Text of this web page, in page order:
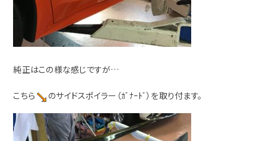
純正はこの様な感じですが…
こちら のサイドスポイラー（ｶﾞﾅｰﾄﾞ）を取り付ます。